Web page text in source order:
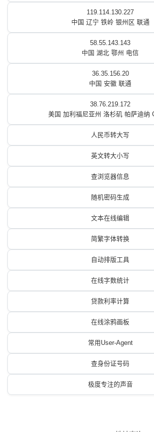
119.114.130.227
中国 辽宁 铁岭 银州区 联通
58.55.143.143
中国 湖北 鄂州 电信
36.35.156.20
中国 安徽 联通
38.76.219.172
美国 加利福尼亚州 洛杉矶 帕萨迪纳
人民币转大写
英文转大小写
查浏览器信息
随机密码生成
文本在线编辑
简繁字体转换
自动排版工具
在线字数统计
贷款利率计算
在线涂鸦画板
常用User-Agent
查身份证号码
极度专注的声音